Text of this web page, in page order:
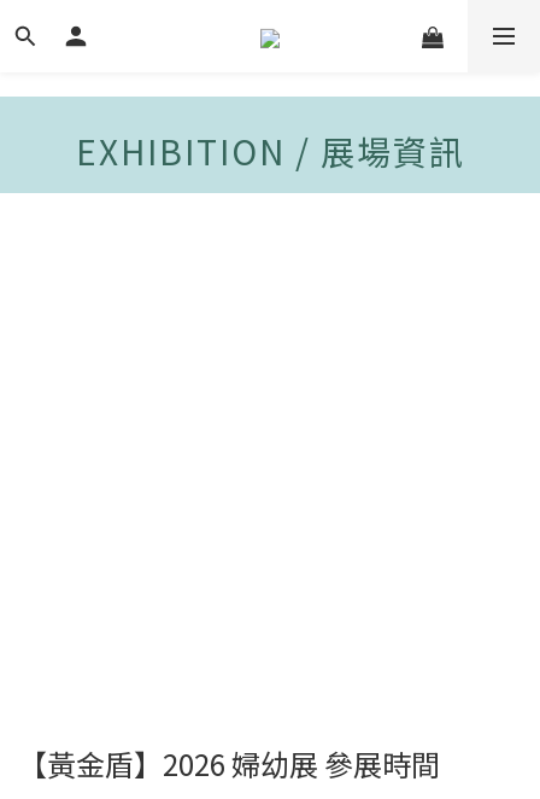
EXHIBITION / 展場資訊
【黃金盾】2026 婦幼展 參展時間